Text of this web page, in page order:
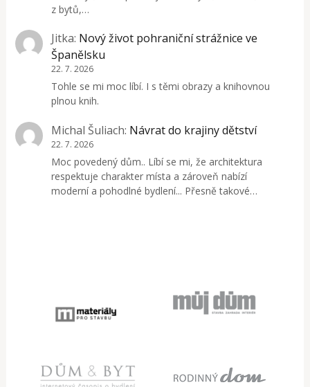
z bytů,…
Jitka: Nový život pohraniční strážnice ve
Španělsku
22. 7. 2026
Tohle se mi moc líbí. I s těmi obrazy a knihovnou
plnou knih.
Michal Šuliach: Návrat do krajiny dětství
22. 7. 2026
Moc povedený dům.. Líbí se mi, že architektura
respektuje charakter místa a zároveň nabízí
moderní a pohodlné bydlení... Přesně takové…